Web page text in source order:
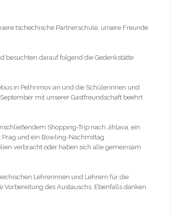
tschechische Partnerschule, unsere Freunde
darauf folgend die Gedenkstätte
in Pelhrimov an und die Schülerinnen und
mit unserer Gastfreundschaft beehrt
Shopping-Trip nach Jihlava, ein
Prag und ein Bowling-Nachmittag.
verbracht oder haben sich alle gemeinsam
Lehrerinnen und Lehrern für die
des Austauschs. Ebenfalls danken